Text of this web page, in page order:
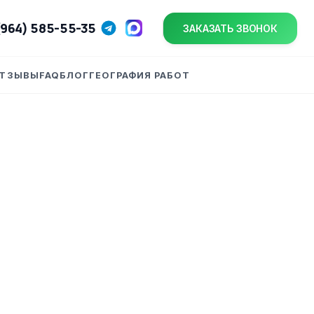
585-55-35 ЗАКАЗАТЬ ЗВОНОК
FAQ БЛОГ ГЕОГРАФИЯ РАБОТ